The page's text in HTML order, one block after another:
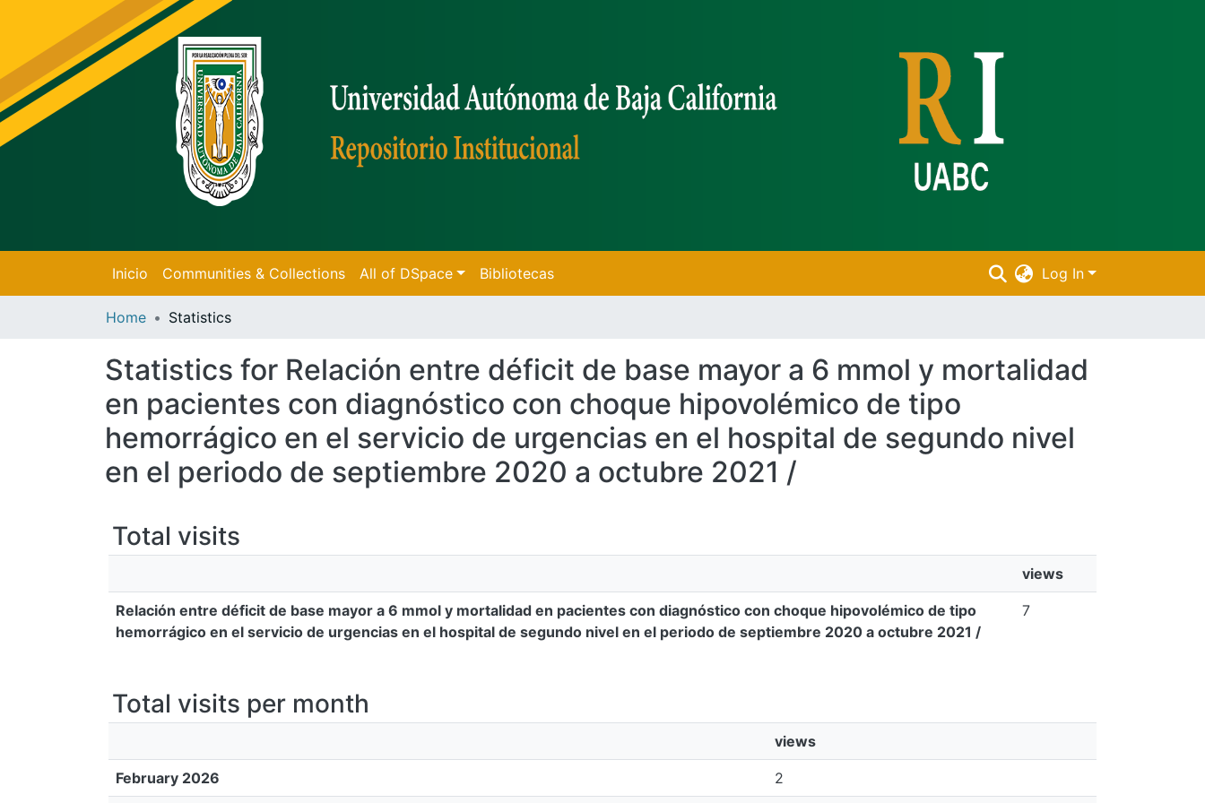
Inicio Communities & Collections All of DSpace Bibliotecas Log In
Home Statistics
Statistics for Relación entre déficit de base mayor a 6 mmol y mortalidad
en pacientes con diagnóstico con choque hipovolémico de tipo
hemorrágico en el servicio de urgencias en el hospital de segundo nivel
en el periodo de septiembre 2020 a octubre 2021 /
Total visits
views
Relación entre déficit de base mayor a 6 mmol y mortalidad en pacientes con diagnóstico con choque hipovolémico de tipo
hemorrágico en el servicio de urgencias en el hospital de segundo nivel en el periodo de septiembre 2020 a octubre 2021 /
7
Total visits per month
views
February 2026 2